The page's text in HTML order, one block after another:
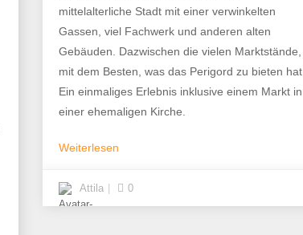
mittelalterliche Stadt mit einer verwinkelten
Gassen, viel Fachwerk und anderen alten
Gebäuden. Dazwischen die vielen Marktstände,
mit dem Besten, was das Perigord zu bieten hat.
Ein einmaliges Erlebnis inklusive einem Markt in
einer ehemaligen Kirche.
Weiterlesen
Attila 0